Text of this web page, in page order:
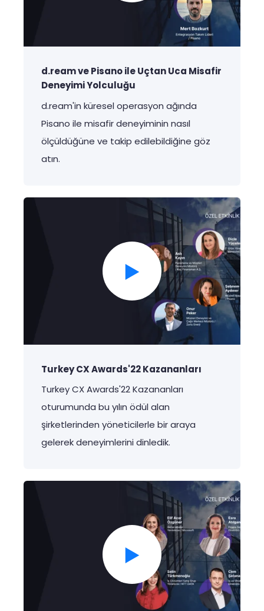
d.ream ve Pisano ile Uçtan Uca Misafir
Deneyimi Yolculuğu
d.ream'in küresel operasyon ağında
Pisano ile misafirdeneyiminin nasıl
ölçüldüğüne ve takip edilebildiğine göz
atın.
Turkey CX Awards'22 Kazananları
Turkey CX Awards'22Kazananları
oturumunda bu yılın ödül alan
şirketlerinden yöneticilerle biraraya
gelerekdeneyimlerini dinledik.